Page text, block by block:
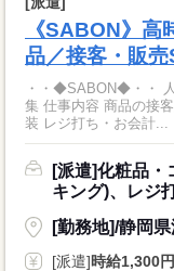
《SABON》
品／接客・販
・・◆SABON◆・・
集 仕事内容 商品の接
装 レジ打ち・お会計...
[派遣]化粧品・
キング)、レジ
[勤務地]/静岡
[派遣]時給1,300